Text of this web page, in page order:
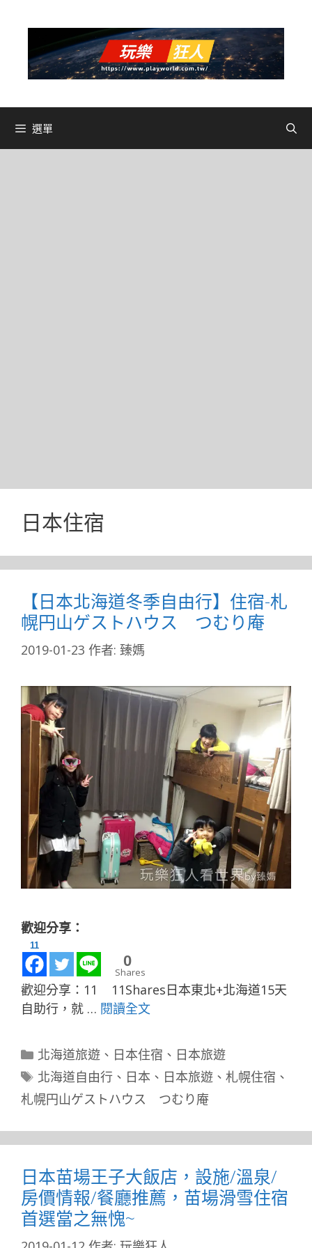
選單
日本住宿
【日本北海道冬季自由行】住宿-札
幌円山ゲストハウス つむり庵
2019-01-23 作者: 臻媽
歡迎分享：
11
0
Shares
歡迎分享：11 11Shares日本東北+北海道15天
自助行，就 … 閱讀全文
分
類
北海道旅遊、 日本住宿 、 日本旅遊
標
籤
北海道自由行、 日本 、 日本旅遊、 札幌住宿 、
札幌円山ゲストハウス つむり庵
日本苗場王子大飯店，設施/溫泉/
房價情報/餐廳推薦，苗場滑雪住宿
首選當之無愧~